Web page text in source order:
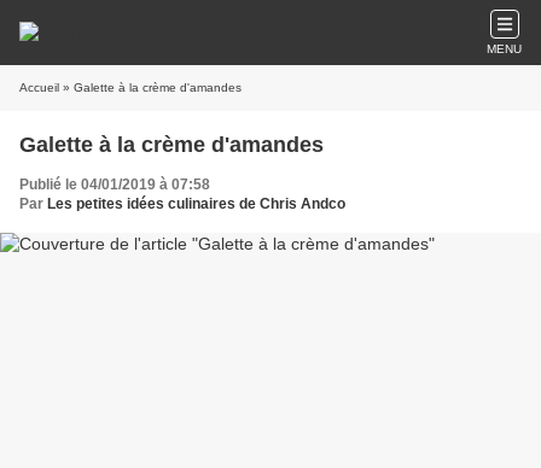
MENU
Accueil » Galette à la crème d'amandes
Galette à la crème d'amandes
Publié le 04/01/2019 à 07:58
Par Les petites idées culinaires de Chris Andco